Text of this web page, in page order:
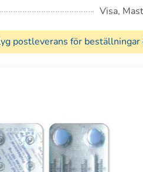
Visa,
postleverans för